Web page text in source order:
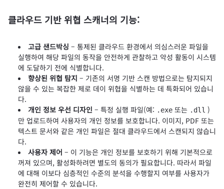
클라우드 기반 위협 스캐너의 기능:
고급 샌드박싱 – 통제된 클라우드 환경에서 의심스러운 파일을
실행하여 해당 파일의 동작을 안전하게 관찰하고 악성 활동이 시스템
에 도달하기 전에 식별합니다.
향상된 위협 탐지 – 기존의 서명 기반 스캔 방법으로는 탐지되지
않을 수 있는 복잡한 제로 데이 위협을 식별하는 데 특화되어 있습니
다.
개인 정보 우선 디자인 – 특정 실행 파일(예: .exe 또는 .dll )
만 업로드하여 사용자의 개인 정보를 보호합니다. 이미지, PDF 또는
텍스트 문서와 같은 개인 파일은 절대 클라우드에서 스캔되지 않습니
다.
사용자 제어 – 이 기능은 개인 정보를 보호하기 위해 기본적으로
꺼져 있으며, 활성화하려면 별도의 동의가 필요합니다. 따라서 파일
에 대해 이보다 심층적인 수준의 분석을 수행할지 여부를 사용자가
완전히 제어할 수 있습니다.